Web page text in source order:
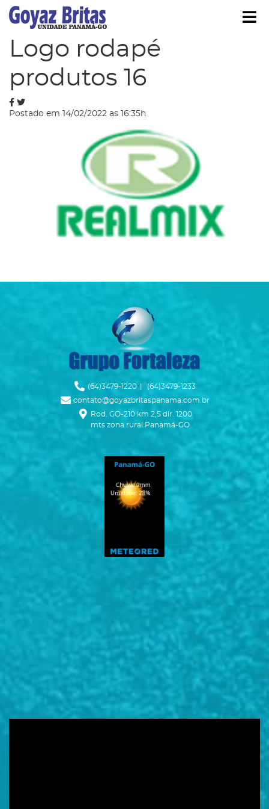
Blog
Logo rodapé
produtos 16
Postado em 14/02/2022 as 16:35h
Ícone Telefone
(64)3479-1220 (64)3479-1233
Ícone Envelope
contato@goyazbritaspanama.com.br
Ícone Mapa
Rod. GO-210 km 2,5 dir. 1200
mts zona rural Panamá-GO